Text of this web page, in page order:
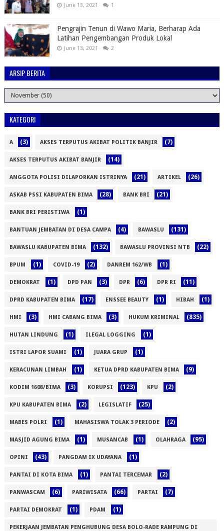
June 13, 2021 1
Pengrajin Tenun di Wawo Maria, Berharap Ada
Latihan Pengembangan Produk Lokal
June 13, 2021 2
ARSIP BERITA
KATEGORI
A (3) AKSES TERPUTUS AKIBAT POLITIK BANJIR (7)
AKSES TERPUTUS AKIBAT BANJIR (14)
ANGGOTA POLISI DILAPORKAN ISTRINYA (21) ARTIKEL (26)
ASKAB PSSI KABUPATEN BIMA (28) BANK BRI (21)
BANK BRI PERISTIWA (1)
BANTUAN JEMBATAN DI DESA CAMPA (4) BAWASLU (131)
BAWASLU KABUPATEN BIMA (132) BAWASLU PROVINSI NTB (22)
BPUM (1) COVID-19 (2) DANREM 162/WB (1)
DEMOKRAT (1) DPD PAN (3) DPR (6) DPR RI (11)
DPRD KABUPATEN BIMA (17) ENSSEE BEAUTY (1) HIBAH (1)
HMI (3) HMI CABANG BIMA (3) HUKUM KRIMINAL (835)
HUTAN LINDUNG (1) ILEGAL LOGGING (1)
ISTRI LAPOR SUAMI (1) JUARA GRUP (1)
KERACUNAN LIMBAH (1) KETUA DPRD KABUPATEN BIMA (9)
KODIM 1608/BIMA (3) KORUPSI (123) KPU (2)
KPU KABUPATEN BIMA (2) LEGISLATIF (25)
MABES POLRI (1) MAHASISWA TOLAK 3 PERIODE (2)
MASJID AGUNG BIMA (1) MUSANCAB (1) OLAHRAGA (95)
OPINI (43) PANGDAM IX UDAYANA (1)
PANTAI DI KOTA BIMA (1) PANTAI TERCEMAR (2)
PANWASCAM (6) PARIWISATA (66) PARTAI (7)
PARTAI DEMOKRAT (1) PDAM (1)
PEKERJAAN JEMBATAN PENGHUBUNG DESA BOLO-RADE RAMPUNG DI